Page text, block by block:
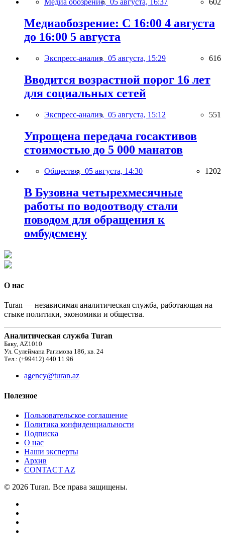
Медиа обозрение, 05 августа, 16:37 602
Медиаобозрение: С 16:00 4 августа
до 16:00 5 августа
Экспресс-анализ, 05 августа, 15:29 616
Вводится возрастной порог 16 лет
для социальных сетей
Экспресс-анализ, 05 августа, 15:12 551
Упрощена передача госактивов
стоимостью до 5 000 манатов
Общество, 05 августа, 14:30 1202
В Бузовна четырехмесячные
работы по водоотводу стали
поводом для обращения к
омбудсмену
О нас
Turan — независимая аналитическая служба, работающая на
стыке политики, экономики и общества.
Аналитическая служба Turan
Баку, AZ1010
Ул. Сулеймана Рагимова 186, кв. 24
Тел.: (+99412) 440 11 96
agency@turan.az
Полезное
Пользовательское соглашение
Политика конфиденциальности
Подписка
О нас
Наши эксперты
Архив
CONTACT AZ
© 2026 Turan. Все права защищены.